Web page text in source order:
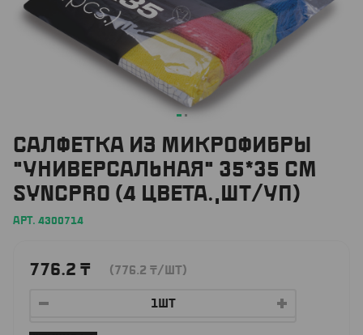
САЛФЕТКА ИЗ МИКРОФИБРЫ
"УНИВЕРСАЛЬНАЯ" 35*35 СМ
SYNCPRO (4 ЦВЕТА.,ШТ/УП)
АРТ. 4300714
776.2 ₸ (776.2 ₸/ШТ)